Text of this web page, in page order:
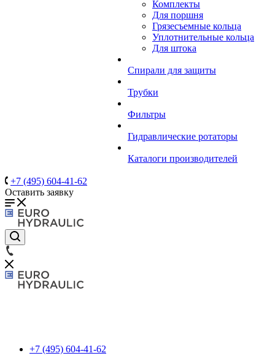
Комплекты
Для поршня
Грязесъемные кольца
Уплотнительные кольца
Для штока
Спирали для защиты
Трубки
Фильтры
Гидравлические ротаторы
Каталоги производителей
+7 (495) 604-41-62
Оставить заявку
+7 (495) 604-41-62